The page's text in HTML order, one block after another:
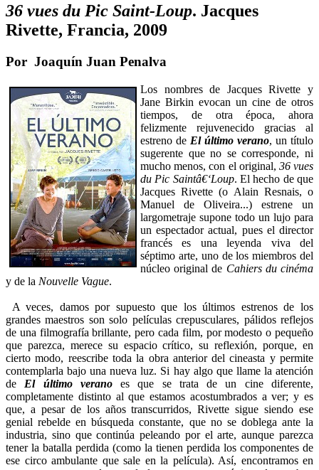
36 vues du Pic Saint-Loup. Jacques
Rivette, Francia, 2009
Por Joaquín Juan Penalva
Los nombres de Jacques Rivette y
Jane Birkin evocan un cine de otros
tiempos, de otra época, ahora
felizmente rejuvenecido gracias al
estreno de El último verano, un título
sugerente que no se corresponde, ni
mucho menos, con el original, 36 vues
du Pic Saintâ€‘Loup. El hecho de que
Jacques Rivette (o Alain Resnais, o
Manuel de Oliveira...) estrene un
largometraje supone todo un lujo para
un espectador actual, pues el director
francés es una leyenda viva del
séptimo arte, uno de los miembros del
núcleo original de Cahiers du cinéma
y de la Nouvelle Vague.
A veces, damos por supuesto que los últimos estrenos de los
grandes maestros son solo películas crepusculares, pálidos reflejos
de una filmografía brillante, pero cada film, por modesto o pequeño
que parezca, merece su espacio crítico, su reflexión, porque, en
cierto modo, reescribe toda la obra anterior del cineasta y permite
contemplarla bajo una nueva luz. Si hay algo que llame la atención
de El último verano
es que se trata de un cine diferente,
completamente distinto al que estamos acostumbrados a ver; y es
que, a pesar de los años transcurridos, Rivette sigue siendo ese
genial rebelde en búsqueda constante, que no se doblega ante la
industria, sino que continúa peleando por el arte, aunque parezca
tener la batalla perdida (como la tienen perdida los componentes de
ese circo ambulante que sale en la película). Así, encontramos en